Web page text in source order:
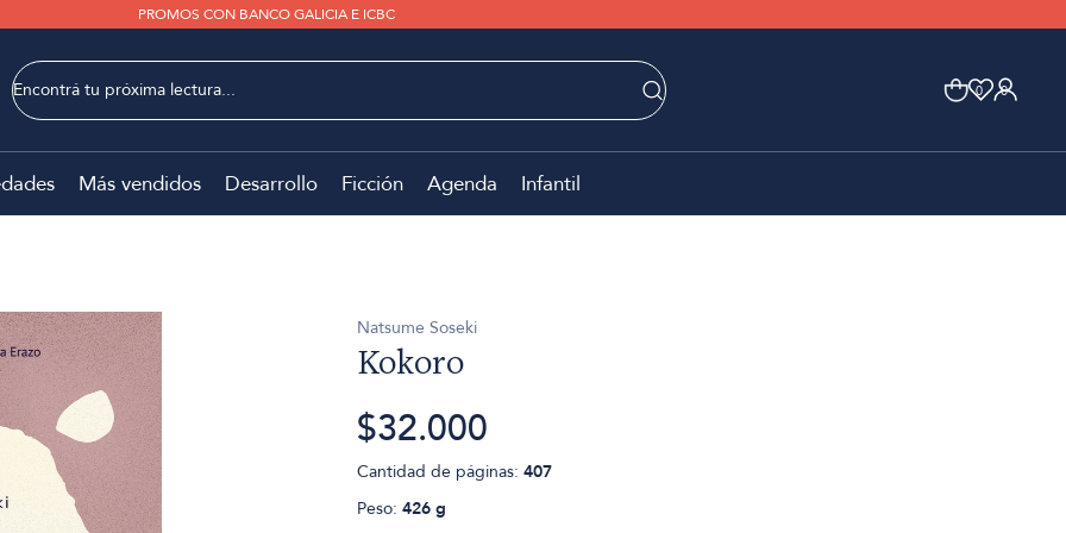
PROMOS CON BANCO GALICIA E ICBC
0 0
Más vendidos Desarrollo Ficción Agenda Infantil
Natsume Soseki
Kokoro
$32.000
Cantidad de páginas: 407
Peso: 426 g